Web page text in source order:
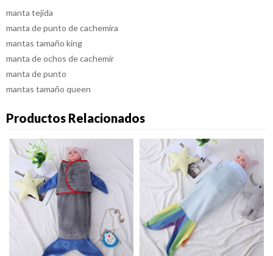
manta tejida
manta de punto de cachemira
mantas tamaño king
manta de ochos de cachemir
manta de punto
mantas tamaño queen
Productos Relacionados